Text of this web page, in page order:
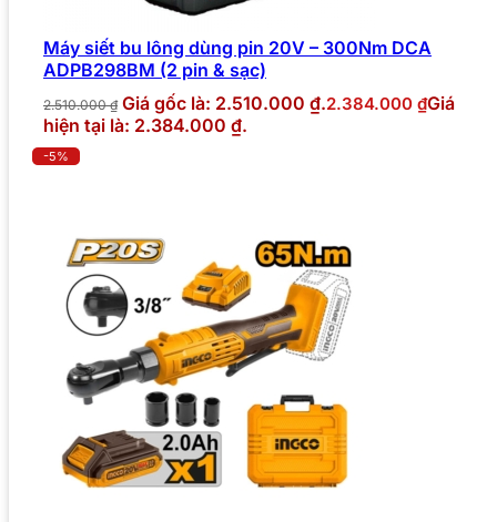
Máy siết bu lông dùng pin 20V – 300Nm DCA
ADPB298BM (2 pin & sạc)
2.510.000₫ Giá gốc là: 2.510.000 ₫.2.384.000 ₫Giá
hiện tại là: 2.384.000 ₫.
-5%